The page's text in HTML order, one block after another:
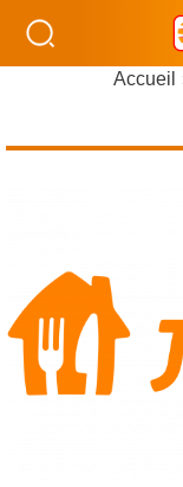
Accueil